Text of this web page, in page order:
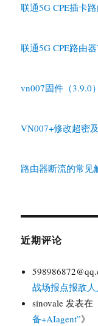
联通5G CPE插卡
联通5G CPE路由
vn007固件（3.9.0
VN007+修改超密
路由器断流的常见
近期评论
战场报点报敌
sinovale 发表在
备+AIagent”》